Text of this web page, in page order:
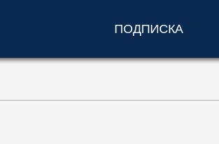
ПОДПИСКА